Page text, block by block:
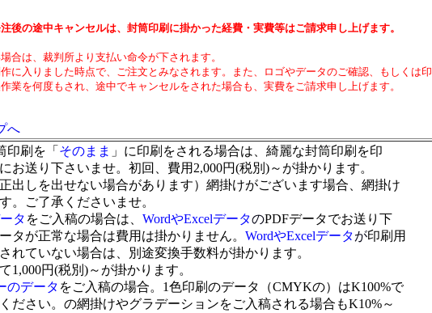
後の途中キャンセルは、封筒印刷に掛かった経費・実費等はご請求申し上げます。
合は、裁判所より支払い命令が下されます。
に入りました時点で、ご注文とみなされます。また、ロゴやデータのご確認、もしくは印
業を何度もされ、途中でキャンセルをされた場合も、実費をご請求申し上げます。
へ
印刷を「 そのまま 」に印刷をされる場合は、綺麗な封筒印刷を印
お送り下さいませ。初回、費用2,000円(税別)～が掛かります。
正出しを出せない場合があります）網掛けがございます場合、網掛け
。ご了承くださいませ。
タ をご入稿の場合は、 WordやExcelデータのPDFデータでお送り下
タが正常な場合は費用は掛かりません。 WordやExcelデータが印刷用
れていない場合は、別途変換手数料が掛かります。
1,000円(税別)～が掛かります。
のデータ をご入稿の場合。1色印刷のデータ（CMYKの）はK100%で
ださい。の網掛けやグラデーションをご入稿される場合もK10%～